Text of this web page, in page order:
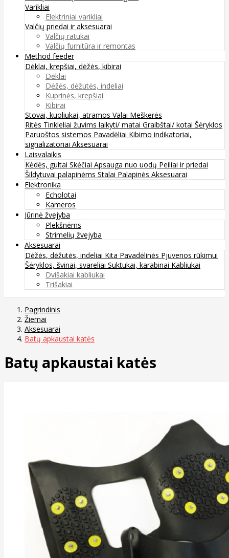
Varikliai
Elektriniai varikliai
Valčių priedai ir aksesuarai
Valčių ratukai
Valčių furnitūra ir remontas
Method feeder
Dėklai, krepšiai, dėžės, kibirai
Dėklai
Dėžės, dėžutės, indeliai
Kuprinės, krepšiai
Kibirai
Stovai, kuoliukai, atramos Valai Meškerės
Ritės Tinkleliai žuvims laikyti/ matai Graibštai/ kotai Šėryklos
Paruoštos sistemos Pavadėliai Kibimo indikatoriai,
signalizatoriai Aksesuarai
Laisvalaikis
Kėdės, gultai Skėčiai Apsauga nuo uodų Peiliai ir priedai
Šildytuvai palapinėms Stalai Palapinės Aksesuarai
Elektronika
Echolotai
Kameros
Jūrinė žvejyba
Plekšnėms
Strimelių žvejyba
Aksesuarai
Dėžės, dėžutės, indeliai Kita Pavadėlinės Pjuvenos rūkimui
Šėryklos, švinai, svareliai Suktukai, karabinai Kabliukai
Dvišakiai kabliukai
Trišakiai
Pagrindinis
Žiemai
Aksesuarai
Batų apkaustai katės
Batų apkaustai katės